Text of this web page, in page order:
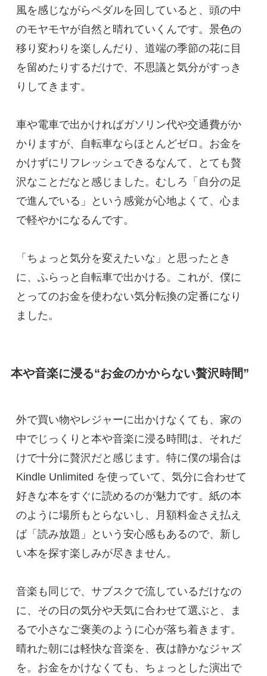
風を感じながらペダルを回していると、頭の中
のモヤモヤが自然と晴れていくんです。景色の
移り変わりを楽しんだり、道端の季節の花に目
を留めたりするだけで、不思議と気分がすっき
りしてきます。
車や電車で出かければガソリン代や交通費がか
かりますが、自転車ならほとんどゼロ。お金を
かけずにリフレッシュできるなんて、とても贅
沢なことだなと感じました。むしろ「自分の足
で進んでいる」という感覚が心地よくて、心ま
で軽やかになるんです。
「ちょっと気分を変えたいな」と思ったとき
に、ふらっと自転車で出かける。これが、僕に
とってのお金を使わない気分転換の定番になり
ました。
本や音楽に浸る“お金のかからない贅沢時間”
外で買い物やレジャーに出かけなくても、家の
中でじっくりと本や音楽に浸る時間は、それだ
けで十分に贅沢だと感じます。特に僕の場合は
Kindle Unlimited を使っていて、気分に合わせて
好きな本をすぐに読めるのが魅力です。紙の本
のように場所もとらないし、月額料金さえ払え
ば「読み放題」という安心感もあるので、新し
い本を探す楽しみが尽きません。
音楽も同じで、サブスクで流しているだけなの
に、その日の気分や天気に合わせて選ぶと、ま
るで小さなご褒美のように心が落ち着きます。
晴れた朝には軽快な音楽を、夜は静かなジャズ
を。お金をかけなくても、ちょっとした演出で